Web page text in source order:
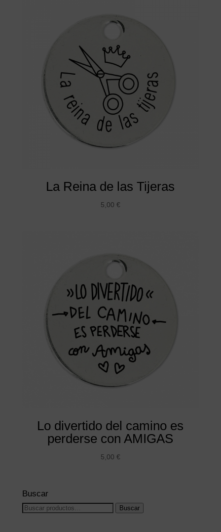
La Reina de las Tijeras
5,00 €
Lo divertido del camino es
perderse con AMIGAS
5,00 €
Buscar
Buscar
Buscar